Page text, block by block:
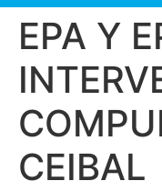
EPA Y
CEIBAL